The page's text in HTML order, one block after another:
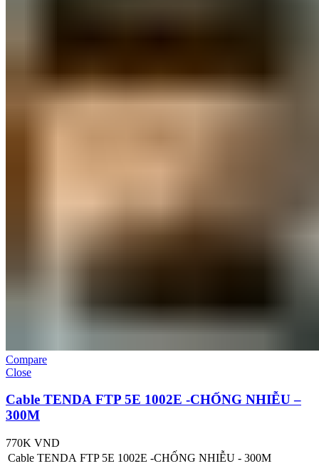
Compare
Close
Cable TENDA FTP 5E 1002E -CHỐNG NHIỄU –
300M
770K VND
Cable TENDA FTP 5E 1002E -CHỐNG NHIỄU - 300M